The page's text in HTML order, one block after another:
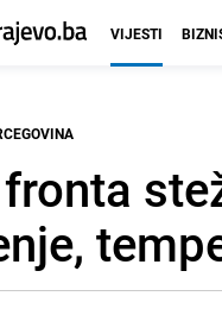
VIJESTI